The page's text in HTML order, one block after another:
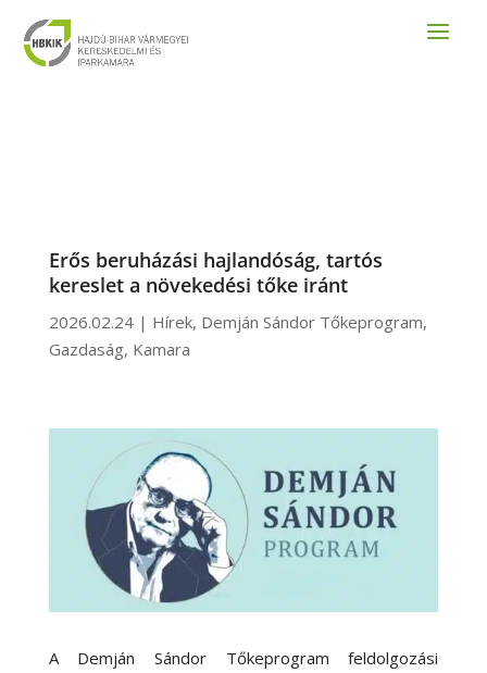
Erős beruházási hajlandóság, tartós
kereslet a növekedési tőke iránt
2026.02.24| Hírek, Demján Sándor Tőkeprogram,
Gazdaság, Kamara
A Demján Sándor Tőkeprogram feldolgozási